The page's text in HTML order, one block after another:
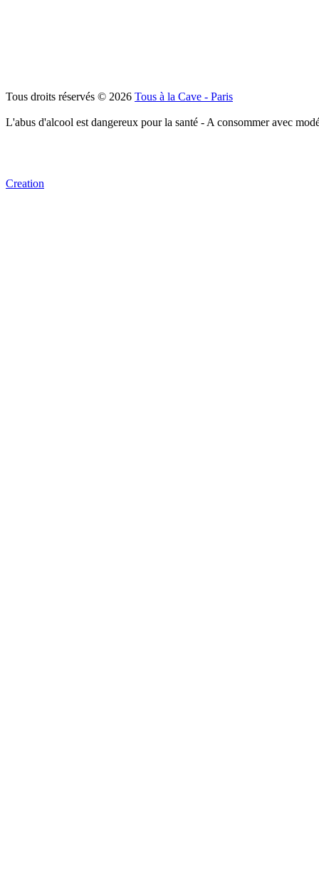
Tous droits réservés © 2026 Tous à la Cave - Paris
L'abus d'alcool est dangereux pour la santé - A consommer avec
Creation